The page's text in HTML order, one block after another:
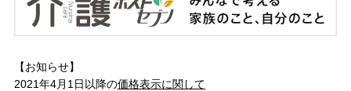
【お知らせ】
2021年4月1日以降の価格表示に関して